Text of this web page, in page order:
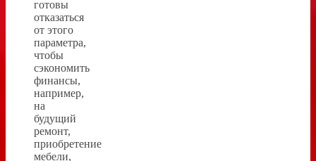
готовы
отказаться
от этого
параметра,
чтобы
сэкономить
финансы,
например,
на
будущий
ремонт,
приобретение
мебели,